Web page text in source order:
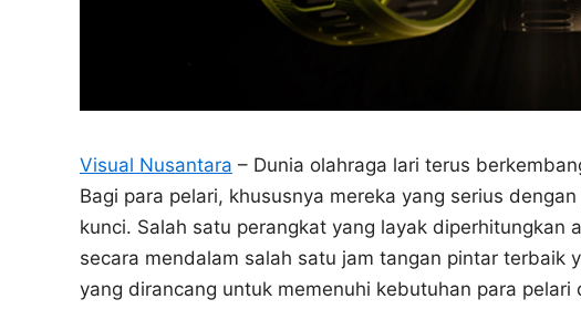
Visual Nusantara – Dunia olahraga lari terus
Bagi para pelari, khususnya mereka yang serius
kunci. Salah satu perangkat yang layak diperhitungkan
secara mendalam salah satu jam tangan pintar terbaik
yang dirancang untuk memenuhi kebutuhan para